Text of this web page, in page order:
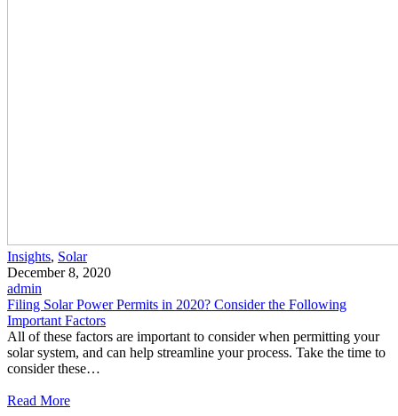
Insights, Solar
December 8, 2020
admin
Filing Solar Power Permits in 2020? Consider the Following
Important Factors
All of these factors are important to consider when permitting your
solar system, and can help streamline your process. Take the time to
consider these…
Read More